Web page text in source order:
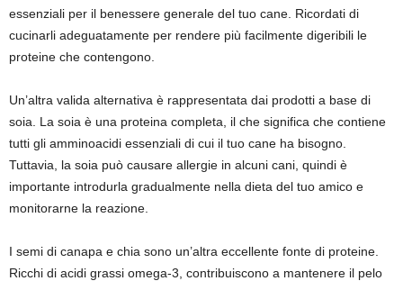
essenziali per il benessere generale del tuo cane. Ricordati di
cucinarli adeguatamente per rendere più facilmente digeribili le
proteine che contengono.
Un’altra valida alternativa è rappresentata dai prodotti a base di
soia. La soia è una proteina completa, il che significa che contiene
tutti gli amminoacidi essenziali di cui il tuo cane ha bisogno.
Tuttavia, la soia può causare allergie in alcuni cani, quindi è
importante introdurla gradualmente nella dieta del tuo amico e
monitorarne la reazione.
I semi di canapa e chia sono un’altra eccellente fonte di proteine.
Ricchi di acidi grassi omega-3, contribuiscono a mantenere il pelo